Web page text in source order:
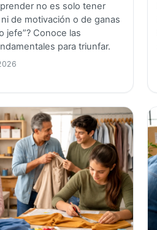
no es solo tener
de motivación o de ganas
jefe”? Conoce las
para triunfar.